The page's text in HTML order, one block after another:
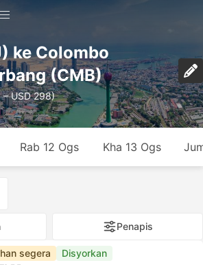
ke Colombo
(CMB)
– USD 298)
Rab 12 Ogs Kha 13 Ogs
Penapis
segera Disyorkan